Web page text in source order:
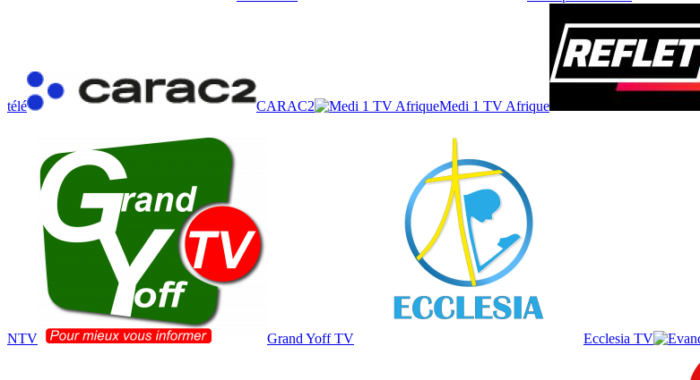
télé CARAC2 Medi 1 TV Afrique
NTV Grand Yoff TV Ecclesia TV